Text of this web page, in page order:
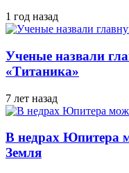
1 год назад
Ученые назвали
«Титаника»
7 лет назад
В недрах Юпитера
Земля